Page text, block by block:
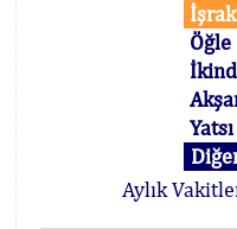
İşrak
Öğle
Yatsı
Aylık